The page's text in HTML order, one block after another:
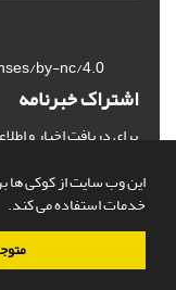
این وب سایت از کوکی ها
خدمات استفاده می کند.
by-nc/4.0/
اشتراک خبرنامه
برای دریافت اخبار و